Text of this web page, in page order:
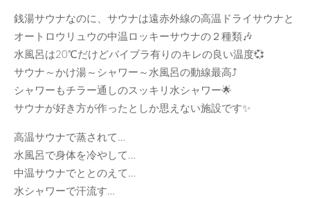
銭湯サウナなのに、サウナは遠赤外線の高温ドライサウナと
オートロウリュウの中温ロッキーサウナの２種類🎶
水風呂は20℃だけどバイブラ有りのキレの良い温度💞
サウナ～かけ湯～シャワー～水風呂の動線最高⤴️
シャワーもチラー通しのスッキリ水シャワー🌟
サウナが好き方が作ったとしか思えない施設です✨
高温サウナで蒸されて…
水風呂で身体を冷やして…
中温サウナでととのえて…
水シャワーで汗流す…